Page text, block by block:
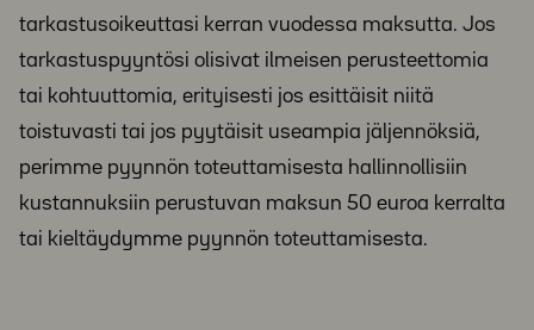
tarkastusoikeuttasi kerran vuodessa maksutta. Jos
tarkastuspyyntösi olisivat ilmeisen perusteettomia
tai kohtuuttomia, erityisesti jos esittäisit niitä
toistuvasti tai jos pyytäisit useampia jäljennöksiä,
perimme pyynnön toteuttamisesta hallinnollisiin
kustannuksiin perustuvan maksun 50 euroa kerralta
tai kieltäydymme pyynnön toteuttamisesta.